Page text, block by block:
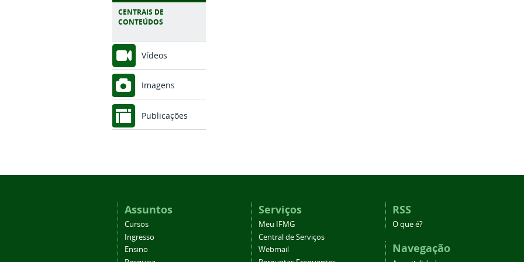
CENTRAIS DE
CONTEÚDOS
Vídeos
Imagens
Publicações
Assuntos
Cursos
Ingresso
Ensino
Serviços
Meu IFMG
Central de Serviços
Webmail
RSS
O que é?
Navegação